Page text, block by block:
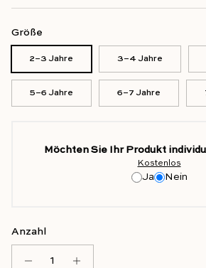
Größe
2–3 Jahre 3–4 Jahre
5–6 Jahre 6–7 Jahre
Möchten Sie Ihr Produkt
Kostenlos
Ja Nein
Anzahl